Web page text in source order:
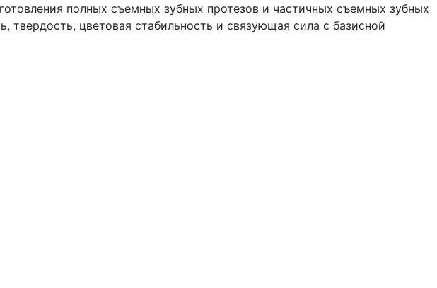
полных съемных зубных протезов и частичных съемных зубных
цветовая стабильность и связующая сила с базисной